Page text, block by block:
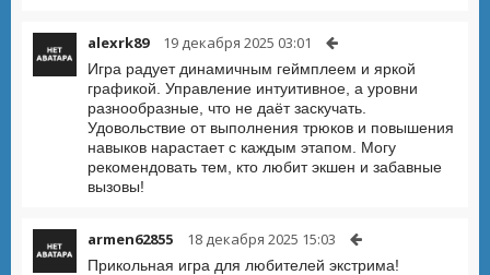
alexrk89 19 декабря 2025 03:01
Игра радует динамичным геймплеем и яркой
графикой. Управление интуитивное, а уровни
разнообразные, что не даёт заскучать.
Удовольствие от выполнения трюков и повышения
навыков нарастает с каждым этапом. Могу
рекомендовать тем, кто любит экшен и забавные
вызовы!
armen62855 18 декабря 2025 15:03
Прикольная игра для любителей экстрима!